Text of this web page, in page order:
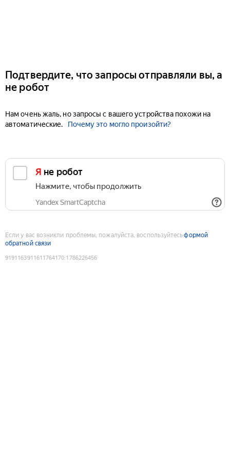
Подтвердите, что запросы отправляли вы, а
не робот
Нам очень жаль, но запросы с вашего устройства похожи на
автоматические.
Почему это могло произойти?
Я не робот
Нажмите, чтобы продолжить
Yandex SmartCaptcha
Если у вас возникли проблемы, пожалуйста, воспользуйтесьформой
обратной связи
9191163911611764170:1786226456